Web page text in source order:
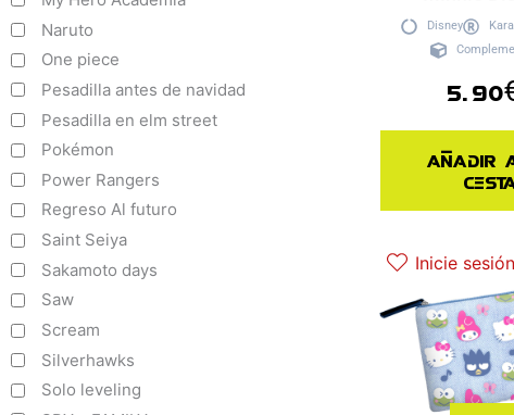
Naruto
One piece
Pesadilla antes de navidad
Pesadilla en elm street
Pokémon
Power Rangers
Regreso Al futuro
Saint Seiya
Sakamoto days
Saw
Scream
Silverhawks
Solo leveling
Disney
5.90
Añadir
Inicie sesión